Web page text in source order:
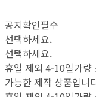
공지확인필수
선택하세요.
선택하세요.
휴일 제외 4-10일가량
가능한 제작 상품입니